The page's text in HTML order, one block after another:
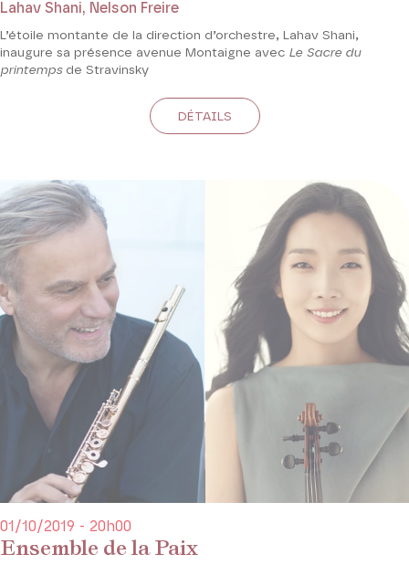
Lahav Shani, Nelson Freire
L’étoile montante de la direction d’orchestre, Lahav Shani,
inaugure sa présence avenue Montaigne avec Le Sacre du
printemps de Stravinsky
DÉTAILS
Ensemble de la Paix
01/10/2019 - 20h00